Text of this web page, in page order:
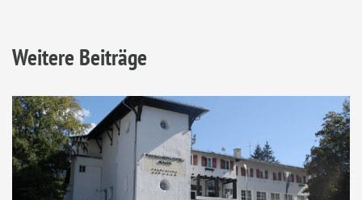
Weitere Beiträge